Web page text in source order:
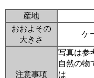
産地
おおよその
大きさ
ケ
注意事項
写真は参
自然の物
は